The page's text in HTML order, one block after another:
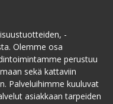
-
Olemme osa
perustuu
sekä kattaviin
Palveluihimme kuuluvat
asiakkaan tarpeiden